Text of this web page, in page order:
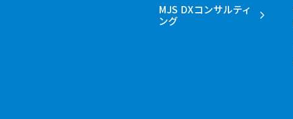
MJS DXコンサルティ
ング